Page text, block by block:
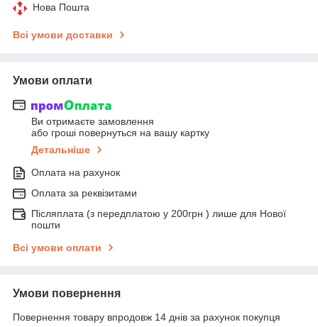
Нова Пошта
Всі умови доставки
Умови оплати
Ви отримаєте замовлення
або гроші повернуться на вашу картку
Детальніше
Оплата на рахунок
Оплата за реквізитами
Післяплата (з передплатою у 200грн ) лише для Нової
пошти
Всі умови оплати
Умови повернення
Повернення товару впродовж 14 днів за рахунок покупця